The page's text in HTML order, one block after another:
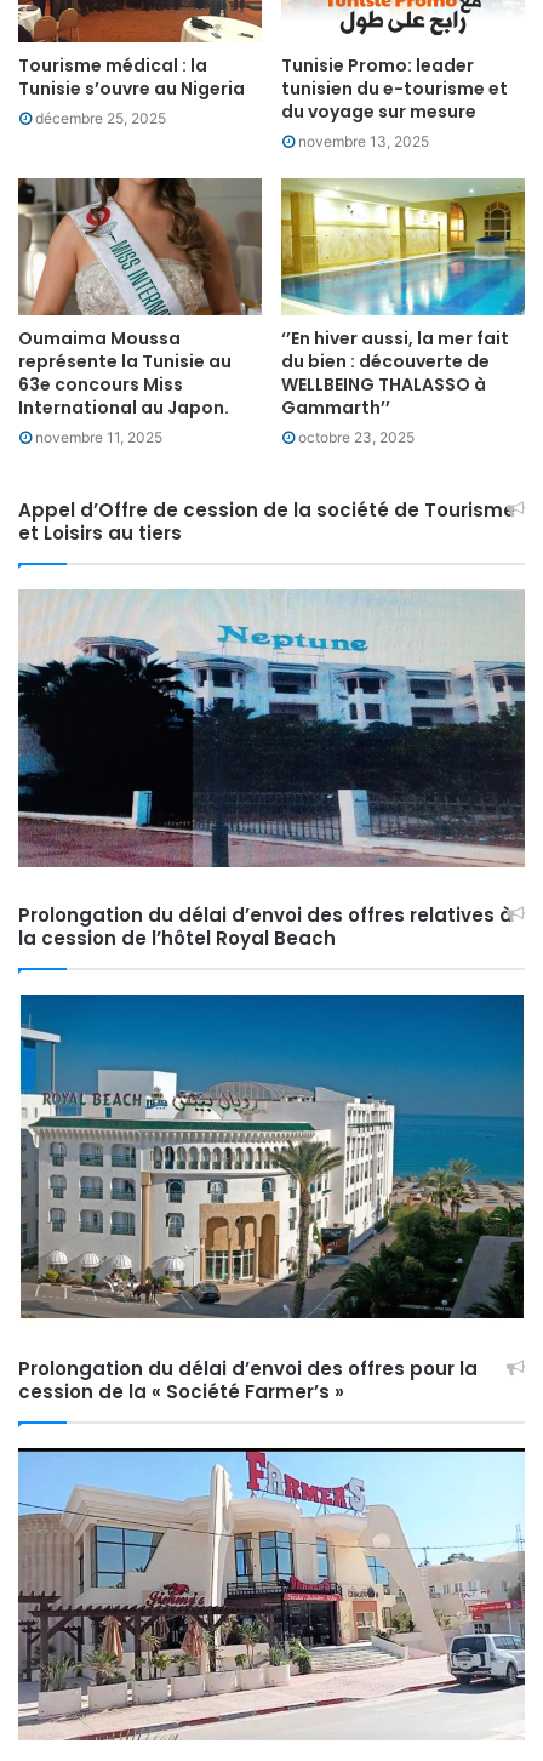
Tourisme médical : la
Tunisie s’ouvre au Nigeria
décembre 25, 2025
Tunisie Promo: leader
tunisien du e-tourisme et
du voyage sur mesure
novembre 13, 2025
Oumaima Moussa
représente la Tunisie au
63e concours Miss
International au Japon.
novembre 11, 2025
‘’En hiver aussi, la mer fait
du bien : découverte de
WELLBEING THALASSO à
Gammarth’’
octobre 23, 2025
Appel d’Offre de cession de la société de Tourisme
et Loisirs au tiers
Prolongation du délai d’envoi des offres relatives à
la cession de l’hôtel Royal Beach
Prolongation du délai d’envoi des offres pour la
cession de la « Société Farmer’s »